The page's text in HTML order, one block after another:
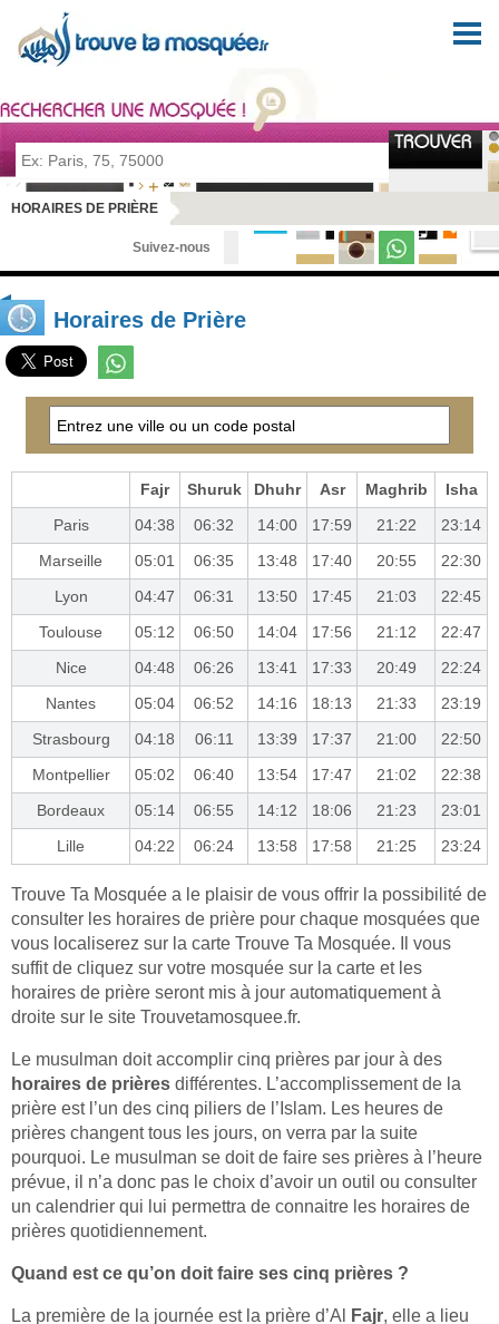
HORAIRES DE PRIÈRE
Suivez-nous
Horaires de Prière
Fajr Shuruk Dhuhr Asr Maghrib
Isha
Paris
04:38 06:32 14:00 17:59 21:22
23:14
Marseille
05:01 06:35 13:48 17:40 20:55
22:30
Lyon
04:47 06:31 13:50 17:45 21:03
22:45
Toulouse
05:12 06:50 14:04 17:56 21:12
22:47
Nice
04:48 06:26 13:41 17:33 20:49
22:24
Nantes
05:04 06:52 14:16 18:13 21:33
23:19
Strasbourg
04:18 06:11 13:39 17:37 21:00
22:50
Montpellier
05:02 06:40 13:54 17:47 21:02
22:38
Bordeaux
05:14 06:55 14:12 18:06 21:23
23:01
Lille
04:22 06:24 13:58 17:58 21:25 23:24
Trouve Ta Mosquée a le plaisir de vous offrir la possibilité de
consulter les horaires de prière pour chaque mosquées que
vous localiserez sur la carte Trouve Ta Mosquée. Il vous
suffit de cliquez sur votre mosquée sur la carte et les
horaires de prière seront mis à jour automatiquement à
droite sur le site Trouvetamosquee.fr.
Le musulman doit accomplir cinq prières par jour à des
horaires de prières différentes. L’accomplissement de la
prière est l’un des cinq piliers de l’Islam. Les heures de
prières changent tous les jours, on verra par la suite
pourquoi. Le musulman se doit de faire ses prières à l’heure
prévue, il n’a donc pas le choix d’avoir un outil ou consulter
un calendrier qui lui permettra de connaitre les horaires de
prières quotidiennement.
Quand est ce qu’on doit faire ses cinq prières ?
La première de la journée est la prière d’Al Fajr, elle a lieu